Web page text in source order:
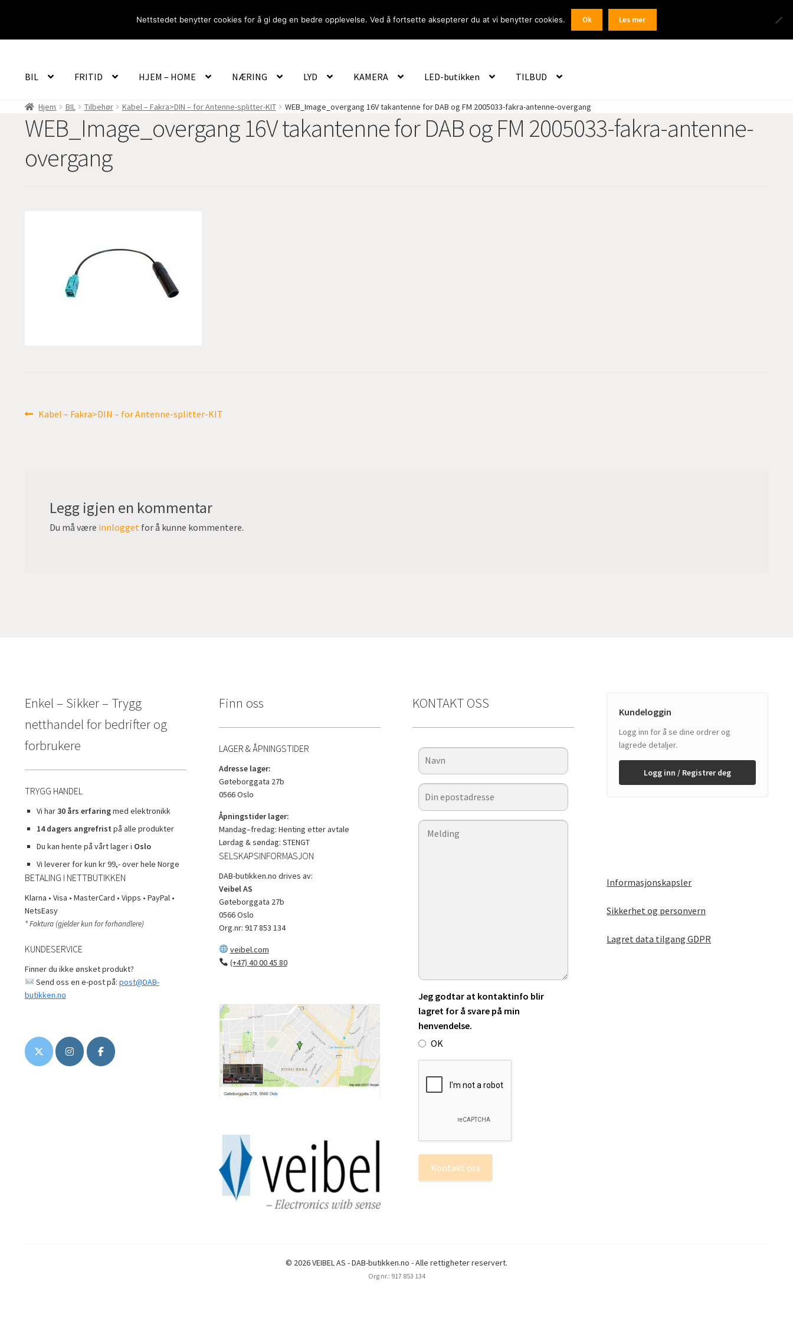
Om Oss Logg inn / Registrer
Products
search
BIL FRITID HJEM – HOME NÆRING LYD KAMERA LED-butikken TILBUD
Hjem BIL Tilbehør Kabel – Fakra>DIN – for Antenne-splitter-KIT WEB_Image_overgang 16V takantenne for DAB og FM 2005033-fakra-antenne-overgang
WEB_Image_overgang 16V takantenne for DAB og FM 2005033-fakra-antenne-
overgang
Innleggsnavigasjon
Forrige
Kabel – Fakra>DIN – for Antenne-splitter-KIT
Legg igjen en kommentar
Du må være innlogget for å kunne kommentere.
Enkel – Sikker – Trygg
netthandel for bedrifter og
forbrukere
TRYGG HANDEL
Vi har30 års erfaringmed elektronikk
14 dagers angrefrist på alle produkter
Du kan hente på vårt lager i Oslo
Vi leverer for kun kr 99,- over hele Norge
BETALING I NETTBUTIKKEN
Klarna • Visa • MasterCard • Vipps • PayPal •
NetsEasy
* Faktura (gjelder kun for forhandlere)
KUNDESERVICE
Finner du ikke ønsket produkt?
Send oss en e-post på: post@DAB-
butikken.no
Finn oss
LAGER & ÅPNINGSTIDER
Adresse lager:
Gøteborggata 27b
0566 Oslo
Åpningstider lager:
Mandag–fredag: Henting etter avtale
Lørdag & søndag: STENGT
SELSKAPSINFORMASJON
DAB-butikken.no drives av:
Veibel AS
Gøteborggata 27b
0566 Oslo
Org.nr: 917 853 134
veibel.com
(+47) 40 00 45 80
KONTAKT OSS
Jeg godtar at kontaktinfo blir
lagret for å svare på min
henvendelse.
OK
Kontakt oss
Kundeloggin
Logg inn for å se dine ordrer og
lagrede detaljer.
Logg inn / Registrer deg
Informasjonskapsler
Sikkerhet og personvern
Lagret data tilgang GDPR
© 2026 VEIBEL AS - DAB-butikken.no - Alle rettigheter reservert.
Org nr.: 917 853 134
Nettstedet benytter cookies for å gi deg en bedre opplevelse. Ved å fortsette aksepterer du at vi benytter cookies. Ok Les mer